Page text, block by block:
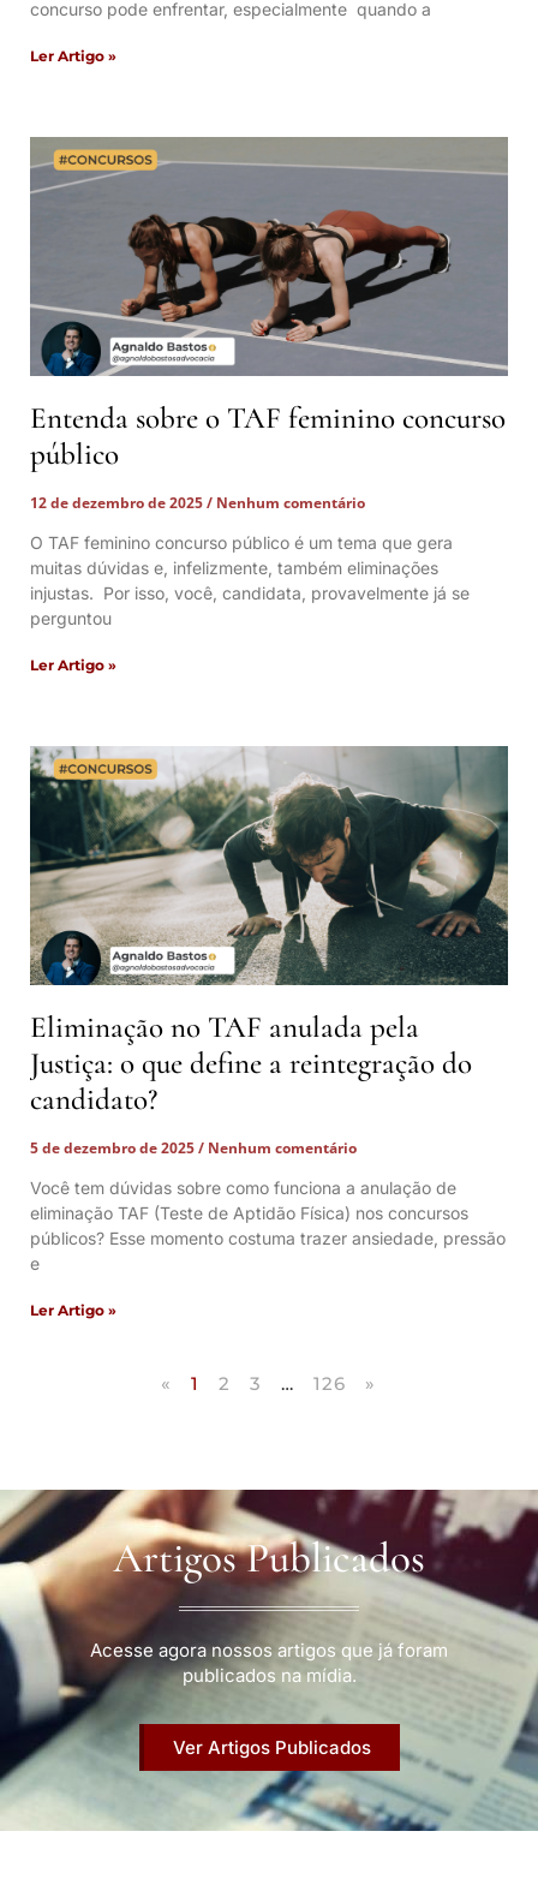
concurso pode enfrentar, especialmente quando a
Ler Artigo »
Entenda sobre o TAF feminino concurso
público
12 de dezembro de 2025
Nenhum comentário
O TAF feminino concurso público é um tema que gera
muitas dúvidas e, infelizmente, também eliminações
injustas. Por isso, você, candidata, provavelmente já se
perguntou
Ler Artigo »
Eliminação no TAF anulada pela
Justiça: o que define a reintegração do
candidato?
5 de dezembro de 2025
Nenhum comentário
Você tem dúvidas sobre como funciona a anulação de
eliminação TAF (Teste de Aptidão Física) nos concursos
públicos? Esse momento costuma trazer ansiedade, pressão
e
Ler Artigo »
« 1 2 3 … 126 »
Artigos Publicados
Acesse agora nossos artigos que já foram
publicados na mídia.
Ver Artigos Publicados